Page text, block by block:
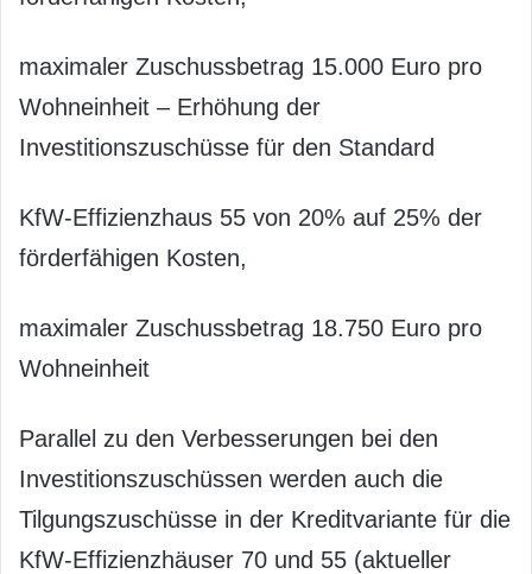
maximaler Zuschussbetrag 15.000 Euro pro
Wohneinheit – Erhöhung der
Investitionszuschüsse für den Standard
KfW-Effizienzhaus 55 von 20% auf 25% der
förderfähigen Kosten,
maximaler Zuschussbetrag 18.750 Euro pro
Wohneinheit
Parallel zu den Verbesserungen bei den
Investitionszuschüssen werden auch die
Tilgungszuschüsse in der Kreditvariante für die
KfW-Effizienzhäuser 70 und 55 (aktueller